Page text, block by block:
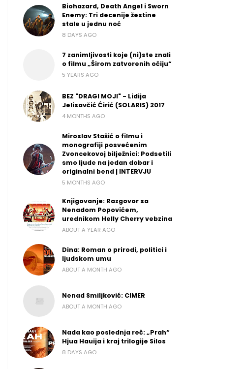
Biohazard, Death Angel i Sworn
Enemy: Tri decenije žestine
stale u jednu noć
8 DAYS AGO
7 zanimljivosti koje (ni)ste znali
o filmu „Širom zatvorenih očiju“
5 YEARS AGO
BEZ "DRAGI MOJI" - Lidija
Jelisavčić Ćirić (SOLARIS) 2017
4 MONTHS AGO
Miroslav Stašić o filmu i
monografiji posvećenim
Zvoncekovoj bilježnici: Podsetili
smo ljude na jedan dobar i
originalni bend | INTERVJU
5 MONTHS AGO
Knjigovanje: Razgovor sa
Nenadom Popovićem,
urednikom Helly Cherry vebzina
ABOUT A YEAR AGO
Dina: Roman o prirodi, politici i
ljudskom umu
ABOUT A MONTH AGO
Nenad Smiljković: CIMER
ABOUT A MONTH AGO
Nada kao poslednja reč: „Prah“
Hjua Hauija i kraj trilogije Silos
8 DAYS AGO